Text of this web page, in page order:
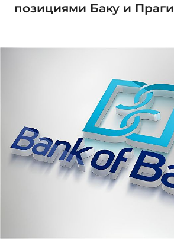
позициями Баку и Праги